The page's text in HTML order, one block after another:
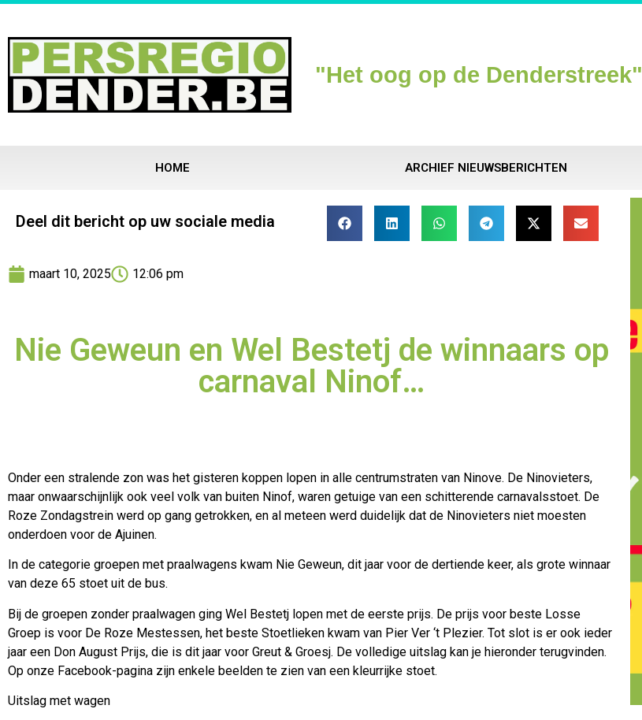
"Het oog op de Denderstreek"
HOME ARCHIEF NIEUWSBERICHTEN
Deel dit bericht op uw sociale media
maart 10, 2025 12:06 pm
Nie Geweun en Wel Bestetj de winnaars op
carnaval Ninof…
Onder een stralende zon was het gisteren koppen lopen in alle centrumstraten van Ninove. De Ninovieters,
maar onwaarschijnlijk ook veel volk van buiten Ninof, waren getuige van een schitterende carnavalsstoet. De
Roze Zondagstrein werd op gang getrokken, en al meteen werd duidelijk dat de Ninovieters niet moesten
onderdoen voor de Ajuinen.
In de categorie groepen met praalwagens kwam Nie Geweun, dit jaar voor de dertiende keer, als grote winnaar
van deze 65 stoet uit de bus.
Bij de groepen zonder praalwagen ging Wel Bestetj lopen met de eerste prijs. De prijs voor beste Losse
Groep is voor De Roze Mestessen, het beste Stoetlieken kwam van Pier Ver ‘t Plezier. Tot slot is er ook ieder
jaar een Don August Prijs, die is dit jaar voor Greut & Groesj. De volledige uitslag kan je hieronder terugvinden.
Op onze Facebook-pagina zijn enkele beelden te zien van een kleurrijke stoet.
Uitslag met wagen